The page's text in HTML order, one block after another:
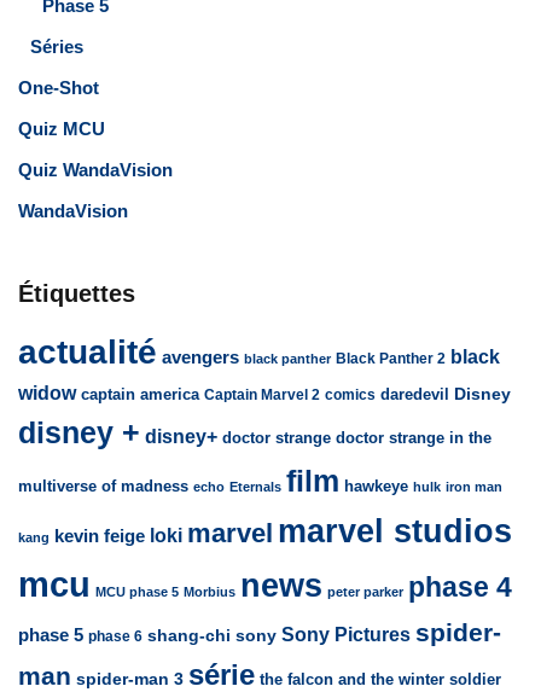
Phase 5
Séries
One-Shot
Quiz MCU
Quiz WandaVision
WandaVision
Étiquettes
actualité avengers black panther Black Panther 2 black
widow captain america Captain Marvel 2 comics daredevil Disney
disney + disney+ doctor strange doctor strange in the
multiverse of madness echo Eternals film hawkeye hulk iron man
kang kevin feige loki marvel marvel studios
mcu MCU phase 5 Morbius news peter parker phase 4
phase 5 phase 6 shang-chi sony Sony Pictures spider-
man spider-man 3 série the falcon and the winter soldier